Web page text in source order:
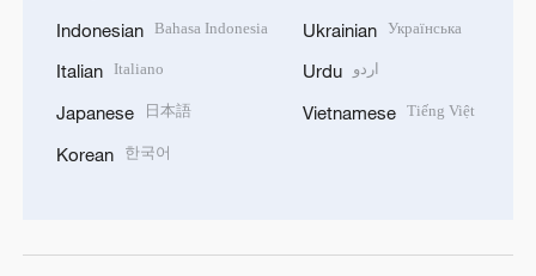
Indonesian Bahasa Indonesia
Italian Italiano
Japanese 日本語
Korean 한국어
Ukrainian Українська
Urdu اردو
Vietnamese Tiếng Việt